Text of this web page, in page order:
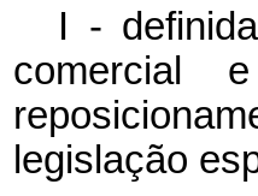
I -
comercial
legislação